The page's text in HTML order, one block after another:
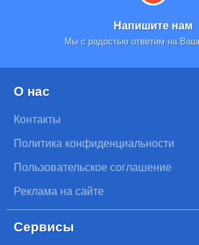
Напишите нам
Мы с радостью ответим на
О нас
Контакты
Политика конфиденциальности
Пользовательское соглашение
Реклама на сайте
Сервисы